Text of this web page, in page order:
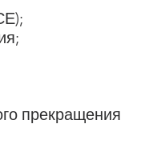
прекращения